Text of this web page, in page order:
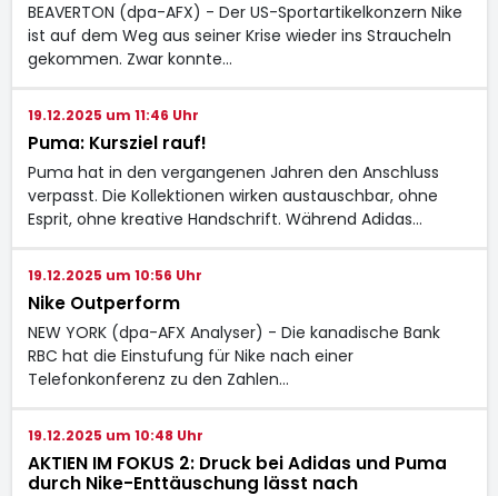
BEAVERTON (dpa-AFX) - Der US-Sportartikelkonzern Nike
ist auf dem Weg aus seiner Krise wieder ins Straucheln
gekommen. Zwar konnte…
19.12.2025 um 11:46 Uhr
Puma: Kursziel rauf!
Puma hat in den vergangenen Jahren den Anschluss
verpasst. Die Kollektionen wirken austauschbar, ohne
Esprit, ohne kreative Handschrift. Während Adidas…
19.12.2025 um 10:56 Uhr
Nike Outperform
NEW YORK (dpa-AFX Analyser) - Die kanadische Bank
RBC hat die Einstufung für Nike nach einer
Telefonkonferenz zu den Zahlen…
19.12.2025 um 10:48 Uhr
AKTIEN IM FOKUS 2: Druck bei Adidas und Puma
durch Nike-Enttäuschung lässt nach